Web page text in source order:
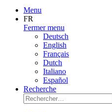
Menu
FR
Fermer menu
Deutsch
English
Français
Dutch
Italiano
Español
Recherche